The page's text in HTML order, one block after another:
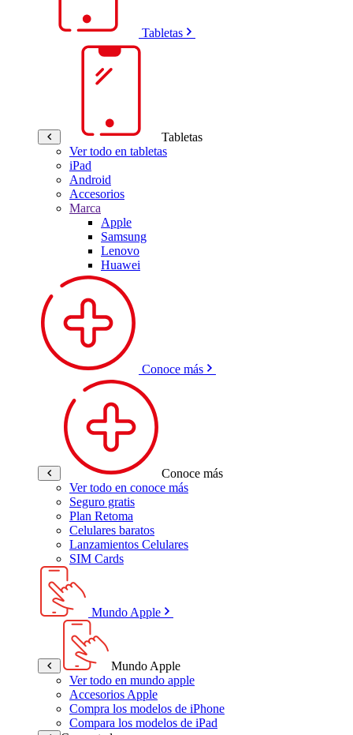
Tabletas
Tabletas
Ver todo en tabletas
iPad
Android
Accesorios
Marca
Apple
Samsung
Lenovo
Huawei
Conoce más
Conoce más
Ver todo en conoce más
Seguro gratis
Plan Retoma
Celulares baratos
Lanzamientos Celulares
SIM Cards
Mundo Apple
Mundo Apple
Ver todo en mundo apple
Accesorios Apple
Compra los modelos de iPhone
Compara los modelos de iPad